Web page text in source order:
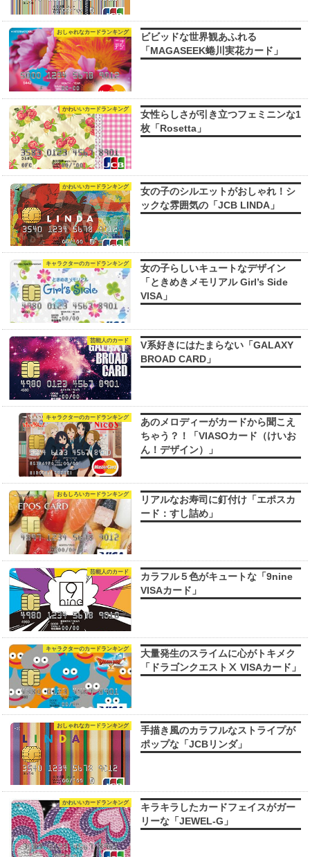
おしゃれなカードランキング
ビビッドな世界観あふれる
「MAGASEEK蜷川実花カード」
かわいいカードランキング
女性らしさが引き立つフェミニンな1
枚「Rosetta」
かわいいカードランキング
女の子のシルエットがおしゃれ！シ
ックな雰囲気の「JCB LINDA」
キャラクターのカードランキング
女の子らしいキュートなデザイン
「ときめきメモリアル Girl’s Side
VISA」
芸能人のカード
V系好きにはたまらない「GALAXY
BROAD CARD」
キャラクターのカードランキング
あのメロディーがカードから聞こえ
ちゃう？！「VIASOカード（けいお
ん！デザイン）」
おもしろいカードランキング
リアルなお寿司に釘付け「エポスカ
ード：すし詰め」
芸能人のカード
カラフル５色がキュートな「9nine
VISAカード」
キャラクターのカードランキング
大量発生のスライムに心がトキメク
「ドラゴンクエストⅩ VISAカード」
おしゃれなカードランキング
手描き風のカラフルなストライプが
ポップな「JCBリンダ」
かわいいカードランキング
キラキラしたカードフェイスがガー
リーな「JEWEL-G」